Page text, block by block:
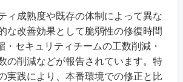
ィ成熟度や既存の体制によって異な
な改善効果として脆弱性の修復時間
・セキュリティチームの工数削減・
の削減などが報告されています。特
実践により、本番環境での修正と比